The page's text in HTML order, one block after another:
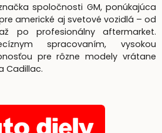
spoločnosti GM, ponúkajúca
americké aj svetové vozidlá – od
po profesionálny aftermarket.
spracovaním, vysokou
pre rôzne modely vrátane
Cadillac.